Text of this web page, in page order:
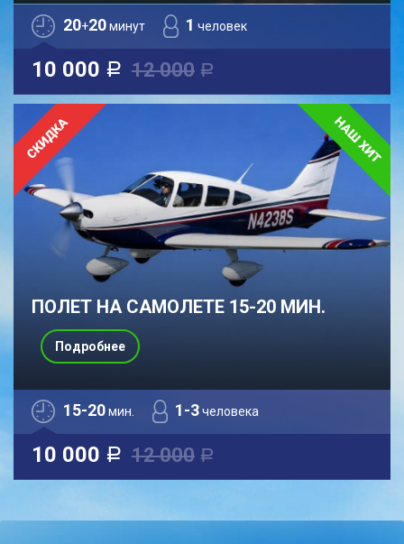
20+20минут 1 человек
10 000 a 12 000 a
ПОЛЕТ НА САМОЛЕТЕ 15-20 МИН.
15-20мин. 1-3человека
10 000 a 12 000 a
Подробнее